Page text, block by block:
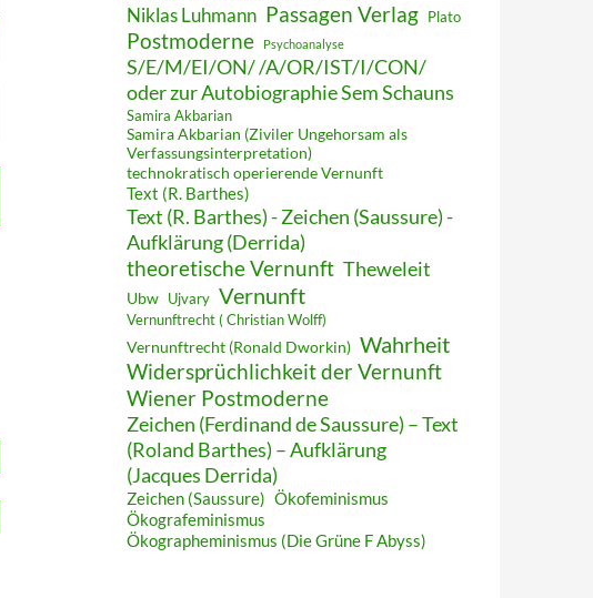
Niklas Luhmann Passagen Verlag Plato
Postmoderne Psychoanalyse
S/E/M/EI/ON/ /A/OR/IST/I/CON/
oder zur Autobiographie Sem Schauns
Samira Akbarian
Samira Akbarian (Ziviler Ungehorsam als
Verfassungsinterpretation)
technokratisch operierende Vernunft
Text (R. Barthes)
Text (R. Barthes) - Zeichen (Saussure) -
Aufklärung (Derrida)
theoretische Vernunft Theweleit
Ubw Ujvary Vernunft
Vernunftrecht ( Christian Wolff)
Vernunftrecht (Ronald Dworkin) Wahrheit
Widersprüchlichkeit der Vernunft
Wiener Postmoderne
Zeichen (Ferdinand de Saussure) – Text
(Roland Barthes) – Aufklärung
(Jacques Derrida)
Zeichen (Saussure) Ökofeminismus
Ökografeminismus
Ökographeminismus (Die Grüne F Abyss)